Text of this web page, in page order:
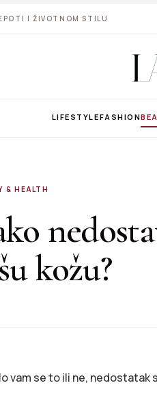
I ŽIVOTNOM STILU
LIFESTYLEFASHION
& HEALTH
kožu?
vam se to ili ne,